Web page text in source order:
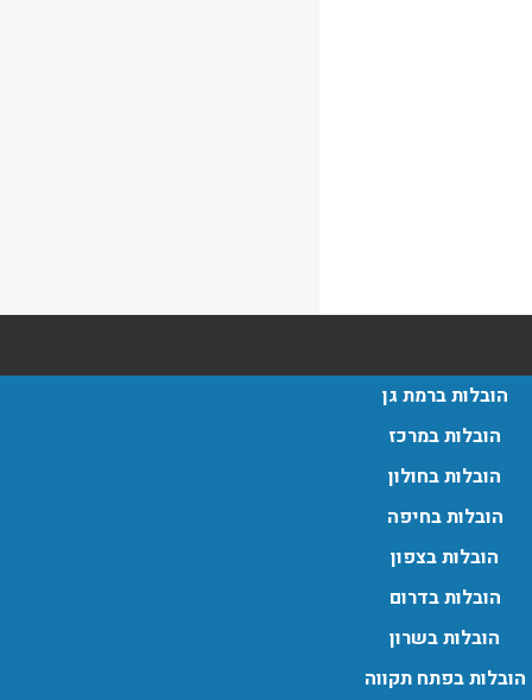
הובלות ברמת גן
הובלות במרכז
הובלות בחולון
הובלות בחיפה
הובלות בצפון
הובלות בדרום
הובלות בשרון
הובלות בפתח תקווה